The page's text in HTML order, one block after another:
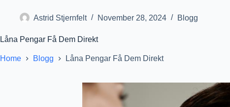
t
Astrid Stjernfelt November 28, 2024 Blogg
Låna Pengar Få Dem Direkt
Home Blogg Låna Pengar Få Dem Direkt